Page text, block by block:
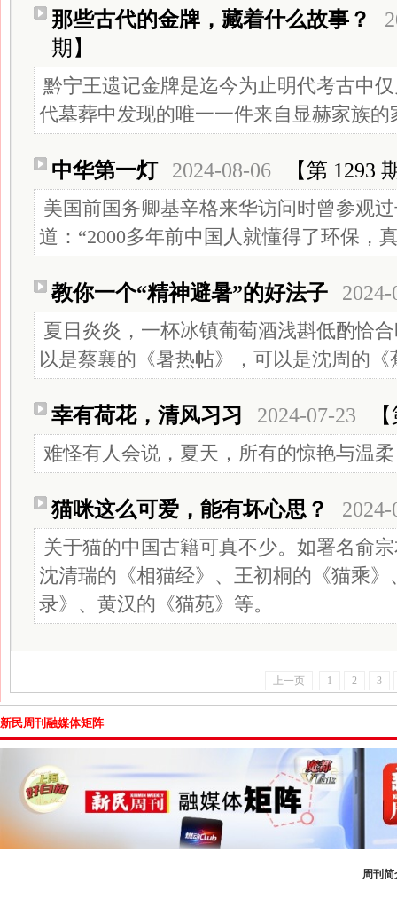
那些古代的金牌，藏着什么故事？
期】
黔宁王遗记金牌是迄今为止明代考古中
代墓葬中发现的唯一一件来自显赫家族的
中华第一灯 2024-08-06 【第 1293
美国前国务卿基辛格来华访问时曾参观
道：“2000多年前中国人就懂得了环保，
教你一个“精神避暑”的好法子
夏日炎炎，一杯冰镇葡萄酒浅斟低酌恰
以是蔡襄的《暑热帖》，可以是沈周的
幸有荷花，清风习习 2024-07-23
难怪有人会说，夏天，所有的惊艳与温
猫咪这么可爱，能有坏心思？
关于猫的中国古籍可真不少。如署名俞
沈清瑞的《相猫经》、王初桐的《猫乘
录》、黄汉的《猫苑》等。
上一页 1 2 3
新民周刊融媒体矩阵
周刊简